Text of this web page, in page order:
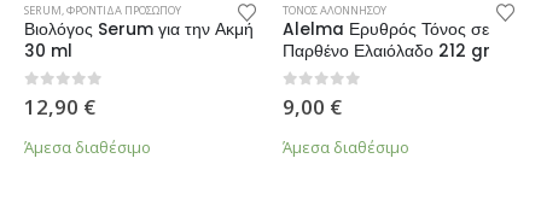
SERUM ΦΡΟΝΤΙΔΑ ΠΡΟΣΩΠΟΥ
Βιολόγος Serum για την Ακμή
30 ml
0 από 5
12,90 €
Άμεσα διαθέσιμο
ΤΟΝΟΣ ΑΛΟΝΝΗΣΟΥ
Alelma Ερυθρός Τόνος σε
Παρθένο Ελαιόλαδο 212 gr
0 από 5
9,00 €
Άμεσα διαθέσιμο